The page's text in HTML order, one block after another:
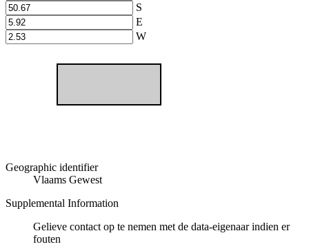
S
E
W
Geographic identifier
Vlaams Gewest
Supplemental Information
Gelieve contact op te nemen met de data-eigenaar indien er
fouten